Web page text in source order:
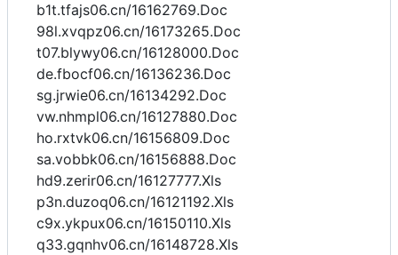
b1t.tfajs06.cn/16162769.Doc
98l.xvqpz06.cn/16173265.Doc
t07.blywy06.cn/16128000.Doc
de.fbocf06.cn/16136236.Doc
sg.jrwie06.cn/16134292.Doc
vw.nhmpl06.cn/16127880.Doc
ho.rxtvk06.cn/16156809.Doc
sa.vobbk06.cn/16156888.Doc
hd9.zerir06.cn/16127777.Xls
p3n.duzoq06.cn/16121192.Xls
c9x.ykpux06.cn/16150110.Xls
q33.gqnhv06.cn/16148728.Xls